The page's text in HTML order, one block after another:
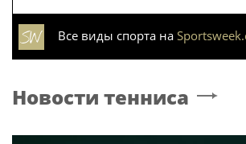
Все виды спорта на
Новости тенниса